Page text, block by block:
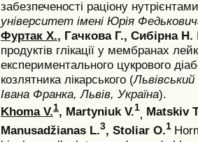
забезпеченості раціону
університет імені Юрія
Фуртак Х., Гачкова Г., Сибірна Н.
продуктів глікації у мембранах
експериментального цукрового
козлятника лікарського (
Івана Франка, Львів, Україна).
Khoma V.1, Martyniuk V.1
, Matskiv
Manusadžianas L.3, Stoliar O.1